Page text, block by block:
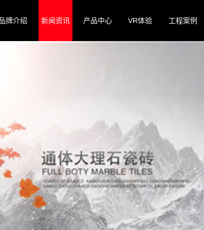
牌介绍 新闻资讯 产品中心 VR体验 工程案例